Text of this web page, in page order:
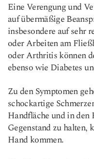
Eine Verengung und
auf übermäßige
insbesondere auf sehr
oder Arbeiten am
oder Arthritis können
ebenso wie Diabetes
Zu den Symptomen
schockartige
Handfläche und in den
Gegenstand zu halten,
Hand kommen.